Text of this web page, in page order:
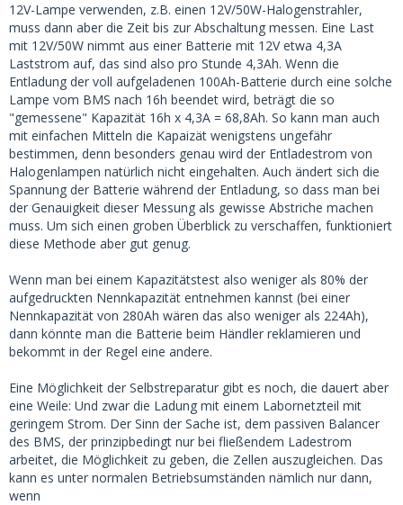
12V-Lampe verwenden, z.B. einen 12V/50W-Halogenstrahler,
muss dann aber die Zeit bis zur Abschaltung messen. Eine Last
mit 12V/50W nimmt aus einer Batterie mit 12V etwa 4,3A
Laststrom auf, das sind also pro Stunde 4,3Ah. Wenn die
Entladung der voll aufgeladenen 100Ah-Batterie durch eine solche
Lampe vom BMS nach 16h beendet wird, beträgt die so
"gemessene" Kapazität 16h x 4,3A = 68,8Ah. So kann man auch
mit einfachen Mitteln die Kapaizät wenigstens ungefähr
bestimmen, denn besonders genau wird der Entladestrom von
Halogenlampen natürlich nicht eingehalten. Auch ändert sich die
Spannung der Batterie während der Entladung, so dass man bei
der Genauigkeit dieser Messung als gewisse Abstriche machen
muss. Um sich einen groben Überblick zu verschaffen, funktioniert
diese Methode aber gut genug.
Wenn man bei einem Kapazitätstest also weniger als 80% der
aufgedruckten Nennkapazität entnehmen kannst (bei einer
Nennkapazität von 280Ah wären das also weniger als 224Ah),
dann könnte man die Batterie beim Händler reklamieren und
bekommt in der Regel eine andere.
Eine Möglichkeit der Selbstreparatur gibt es noch, die dauert aber
eine Weile: Und zwar die Ladung mit einem Labornetzteil mit
geringem Strom. Der Sinn der Sache ist, dem passiven Balancer
des BMS, der prinzipbedingt nur bei fließendem Ladestrom
arbeitet, die Möglichkeit zu geben, die Zellen auszugleichen. Das
kann es unter normalen Betriebsumständen nämlich nur dann,
wenn